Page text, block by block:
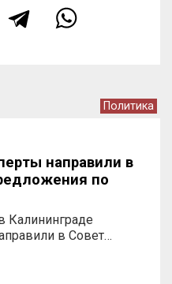
Политика
направили в
по
Калининграде
в Совет…